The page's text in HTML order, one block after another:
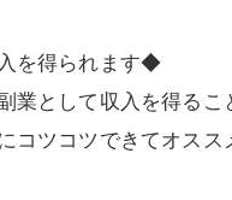
を得られます◆
として収入を得るこ
ツコツできてオスス